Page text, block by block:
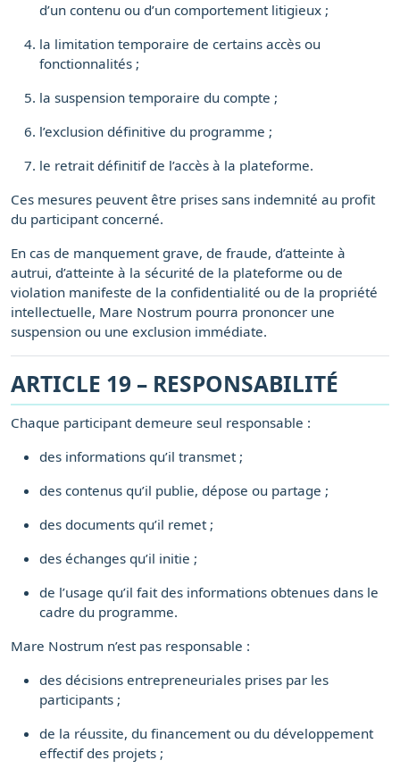
d’un contenu ou d’un comportement litigieux ;
la limitation temporaire de certains accès ou
fonctionnalités ;
la suspension temporaire du compte ;
l’exclusion définitive du programme ;
le retrait définitif de l’accès à la plateforme.
Ces mesures peuvent être prises sans indemnité au profit
du participant concerné.
En cas de manquement grave, de fraude, d’atteinte à
autrui, d’atteinte à la sécurité de la plateforme ou de
violation manifeste de la confidentialité ou de la propriété
intellectuelle, Mare Nostrum pourra prononcer une
suspension ou une exclusion immédiate.
ARTICLE 19 – RESPONSABILITÉ
Chaque participant demeure seul responsable :
des informations qu’il transmet ;
des contenus qu’il publie, dépose ou partage ;
des documents qu’il remet ;
des échanges qu’il initie ;
de l’usage qu’il fait des informations obtenues dans le
cadre du programme.
Mare Nostrum n’est pas responsable :
des décisions entrepreneuriales prises par les
participants ;
de la réussite, du financement ou du développement
effectif des projets ;